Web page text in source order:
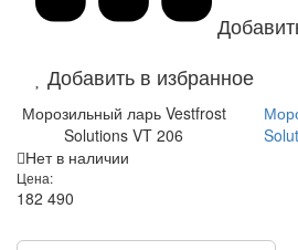
Добавить в избранное
Морозильный ларь Vestfrost
Solutions VT 206
Нет в наличии
Цена:
182 490